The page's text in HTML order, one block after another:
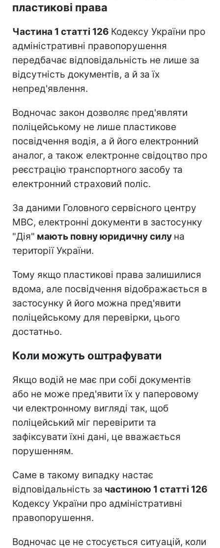
пластикові права
Частина 1 статті 126 Кодексу України про
адміністративні правопорушення
передбачає відповідальність не лише за
відсутність документів, а й за їх
непред'явлення.
Водночас закон дозволяє пред'являти
поліцейському не лише пластикове
посвідчення водія, а й його електронний
аналог, а також електронне свідоцтво про
реєстрацію транспортного засобу та
електронний страховий поліс.
За даними Головного сервісного центру
МВС, електронні документи в застосунку
"Дія" мають повну юридичну силу на
території України.
Тому якщо пластикові права залишилися
вдома, але посвідчення відображається в
застосунку й його можна пред'явити
поліцейському для перевірки, цього
достатньо.
Коли можуть оштрафувати
Якщо водій не має при собі документів
або не може пред'явити їх у паперовому
чи електронному вигляді так, щоб
поліцейський міг перевірити та
зафіксувати їхні дані, це вважається
порушенням.
Саме в такому випадку настає
відповідальність за частиною 1 статті 126
Кодексу України про адміністративні
правопорушення.
Водночас це не стосується ситуацій, коли